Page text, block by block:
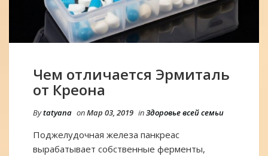
Чем отличается Эрмиталь
от Креона
Bytatyana onМар 03, 2019 inЗдоровье всей семьи
Поджелудочная железа панкреас
вырабатывает собственные ферменты,